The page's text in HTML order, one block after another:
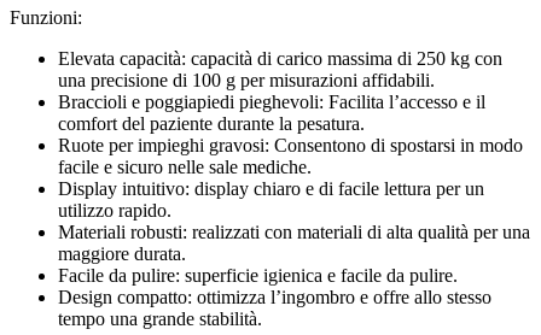
Funzioni:
Elevata capacità: capacità di carico massima di 250 kg con
una precisione di 100 g per misurazioni affidabili.
Braccioli e poggiapiedi pieghevoli: Facilita l’accesso e il
comfort del paziente durante la pesatura.
Ruote per impieghi gravosi: Consentono di spostarsi in modo
facile e sicuro nelle sale mediche.
Display intuitivo: display chiaro e di facile lettura per un
utilizzo rapido.
Materiali robusti: realizzati con materiali di alta qualità per una
maggiore durata.
Facile da pulire: superficie igienica e facile da pulire.
Design compatto: ottimizza l’ingombro e offre allo stesso
tempo una grande stabilità.